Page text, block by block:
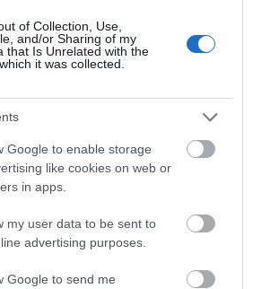
of Collection, Use,
and/or Sharing of my
that Is Unrelated with the
it was collected.
Google to enable storage
like cookies on web or
in apps.
my user data to be sent to
advertising purposes.
Google to send me
άρθρα